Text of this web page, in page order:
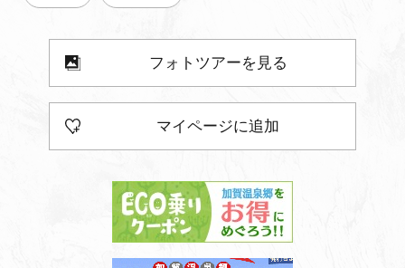
フォトツアーを見る
マイページに追加